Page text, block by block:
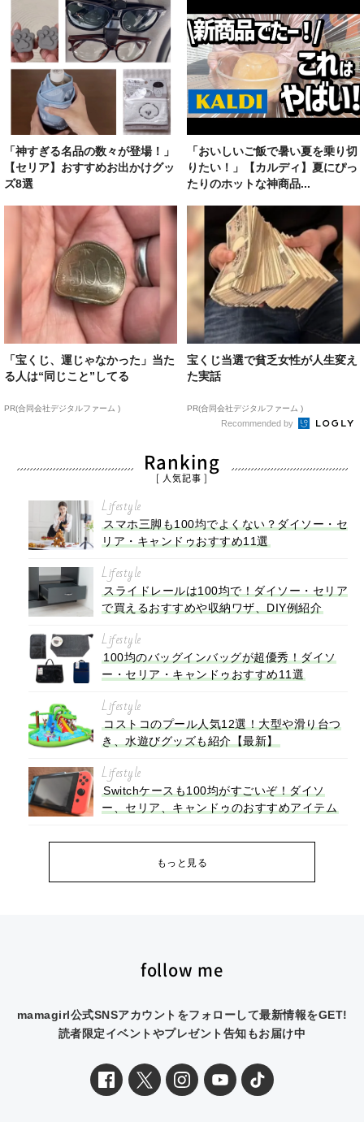
「神すぎる名品の数々が登場！」
【セリア】おすすめお出かけグッ
ズ8選
「おいしいご飯で暑い夏を乗り切
りたい！」【カルディ】夏にぴっ
たりのホットな神商品...
「宝くじ、運じゃなかった」当た
る人は“同じこと”してる
PR(合同会社デジタルファーム )
宝くじ当選で貧乏女性が人生変え
た実話
PR(合同会社デジタルファーム )
Recommended by
Ranking
[ 人気記事 ]
Lifestyle
スマホ三脚も100均でよくない？ダイソー・セ
リア・キャンドゥおすすめ11選
Lifestyle
スライドレールは100均で！ダイソー・セリア
で買えるおすすめや収納ワザ、DIY例紹介
Lifestyle
100均のバッグインバッグが超優秀！ダイソ
ー・セリア・キャンドゥおすすめ11選
Lifestyle
コストコのプール人気12選！大型や滑り台つ
き、水遊びグッズも紹介【最新】
Lifestyle
Switchケースも100均がすごいぞ！ダイソ
ー、セリア、キャンドゥのおすすめアイテム
もっと見る
follow me
mamagirl公式SNSアカウントをフォローして最新情報をGET!
読者限定イベントやプレゼント告知もお届け中